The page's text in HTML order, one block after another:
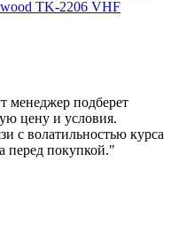
TK-2206 VHF
менеджер подберет
цену и условия.
с волатильностью курса
перед покупкой."